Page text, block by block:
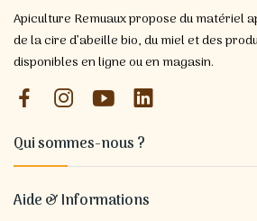
Apiculture Remuaux propose du matériel
de la cire d’abeille bio, du miel et des
disponibles en ligne ou en magasin.
Qui sommes-nous ?
Aide & Informations